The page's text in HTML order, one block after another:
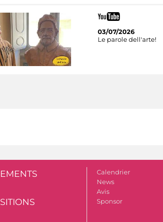
03/07/2026
Le parole dell'arte!
Calendrier
News
Avis
Sponsor